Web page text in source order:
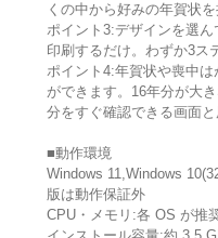
くの中から好みの年賀状
ポイント3:デザインを選ん
印刷するだけ。わずか3ス
ポイント4:年賀状や喪中
ができます。16年分が大
分をすぐ確認できる画面と
■動作環境
Windows 11,Windows
版は動作保証外
CPU・メモリ:各 OS が推